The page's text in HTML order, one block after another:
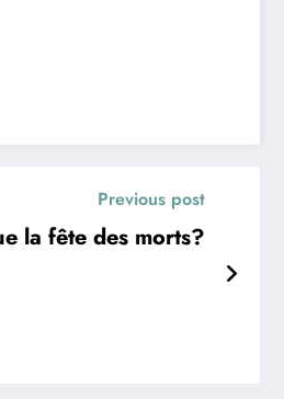
Previous post
la fête des morts?